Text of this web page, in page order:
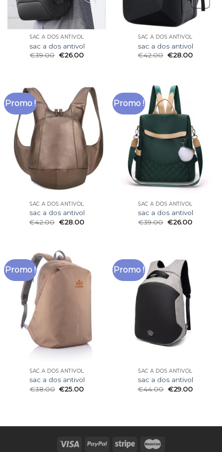
SAC A DOS ANTIVOL
sac a dos antivol
€39.00 €26.00
SAC A DOS ANTIVOL
sac a dos antivol
€42.00 €28.00
Promo !
SAC A DOS ANTIVOL
sac a dos antivol
€42.00 €28.00
Promo !
SAC A DOS ANTIVOL
sac a dos antivol
€39.00 €26.00
Promo !
SAC A DOS ANTIVOL
sac a dos antivol
€38.00 €25.00
Promo !
SAC A DOS ANTIVOL
sac a dos antivol
€44.00 €29.00